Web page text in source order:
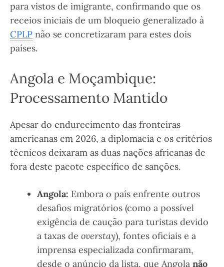
para vistos de imigrante, confirmando que os
receios iniciais de um bloqueio generalizado à
CPLP não se concretizaram para estes dois
países.
Angola e Moçambique:
Processamento Mantido
Apesar do endurecimento das fronteiras
americanas em 2026, a diplomacia e os critérios
técnicos deixaram as duas nações africanas de
fora deste pacote específico de sanções.
Angola: Embora o país enfrente outros
desafios migratórios (como a possível
exigência de caução para turistas devido
a taxas de overstay), fontes oficiais e a
imprensa especializada confirmaram,
desde o anúncio da lista, que Angola não